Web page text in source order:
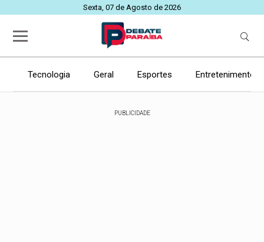
Sexta, 07 de Agosto de 2026
Tecnologia Geral Esportes Entretenimento
PUBLICIDADE